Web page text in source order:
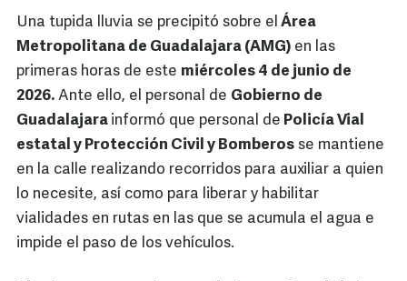
Una tupida lluvia se precipitó sobre el Área
Metropolitana de Guadalajara (AMG) en las
primeras horas de este miércoles 4 de junio de
2026. Ante ello, el personal de Gobierno de
Guadalajara informó que personal de Policía Vial
estatal y Protección Civil y Bomberos se mantiene
en la calle realizando recorridos para auxiliar a quien
lo necesite, así como para liberar y habilitar
vialidades en rutas en las que se acumula el agua e
impide el paso de los vehículos.